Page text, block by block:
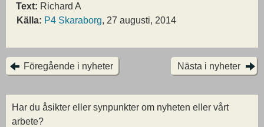
Text: Richard A
Källa: P4 Skaraborg, 27 augusti, 2014
Föregående i nyheter Nästa i nyheter
Har du åsikter eller synpunkter om nyheten eller vårt
arbete?